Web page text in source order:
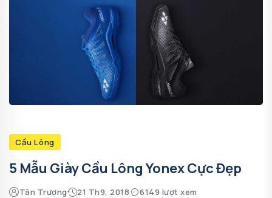
Cầu Lông
5 Mẫu Giày Cầu Lông Yonex Cực Đẹp
Tân Trương 21 Th9, 2018 6149 lượt xem